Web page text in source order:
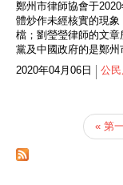
鄭州市律師協會于
體炒作未經核實的現
檔；劉瑩瑩律師的文
黨及中國政府的是鄭
2020年04月06日
公
« 第